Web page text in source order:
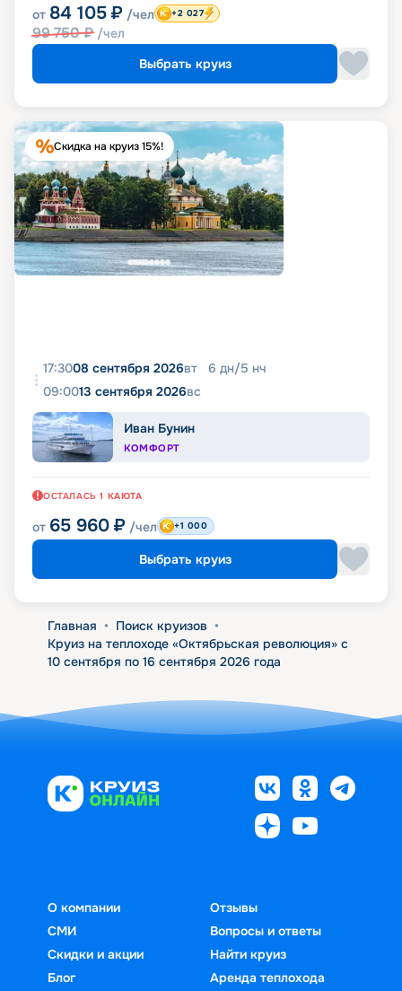
от 84 105 ₽ /чел
99 750₽ /чел
+2 027
Выбрать круиз
Скидка на круиз 15%!
17:3008 сентября 2026вт 6 дн/5 нч
09:0013 сентября 2026вс
Иван Бунин
КОМФОРТ
ОСТАЛАСЬ 1 КАЮТА
от 65 960 ₽ /чел +1 000
Выбрать круиз
Главная • Поиск круизов •
Круиз на теплоходе «Октябрьская революция» с
10 сентября по 16 сентября 2026 года
О компании
СМИ
Скидки и акции
Блог
Отзывы
Вопросы и ответы
Найти круиз
Аренда теплохода